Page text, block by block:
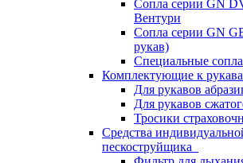
Сопла серии GN
Вентури
Сопла серии GN
рукав)
Специальные сопла
Комплектующие к
Для рукавов
Для рукавов
Тросики
Средства
пескоструйщика